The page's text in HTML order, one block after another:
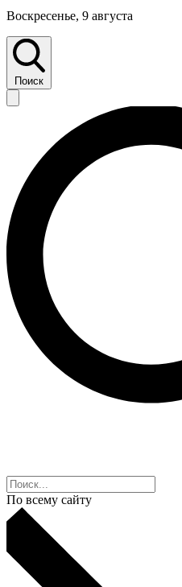
Воскресенье, 9 августа
Поиск
По всему сайту